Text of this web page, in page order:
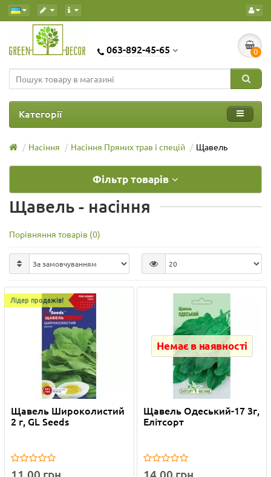
063-892-45-65 0
Категорії
Насіння Насіння Пряних трав і спецій Щавель
Фільтр товарів
Щавель - насіння
Порівняння товарів (0)
Лідер продажів!
Щавель Широколистий
2 г, GL Seeds
Немає в наявності
Щавель Одеський-17 3г,
Елітсорт